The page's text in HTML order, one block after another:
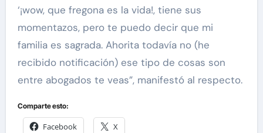
‘¡wow, que fregona es la vida!, tiene sus
momentazos, pero te puedo decir que mi
familia es sagrada. Ahorita todavía no (he
recibido notificación) ese tipo de cosas son
entre abogados te veas”, manifestó al respecto.
Comparte esto:
Facebook X